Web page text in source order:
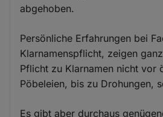
abgehoben.
Persönliche Erfahrungen bei
Klarnamenspflicht, zeigen
Pflicht zu Klarnamen nicht vor
Pöbeleien, bis zu Drohungen,
Es gibt aber durchaus